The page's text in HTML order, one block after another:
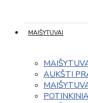
MAIŠYTUVAI
AUKŠTI